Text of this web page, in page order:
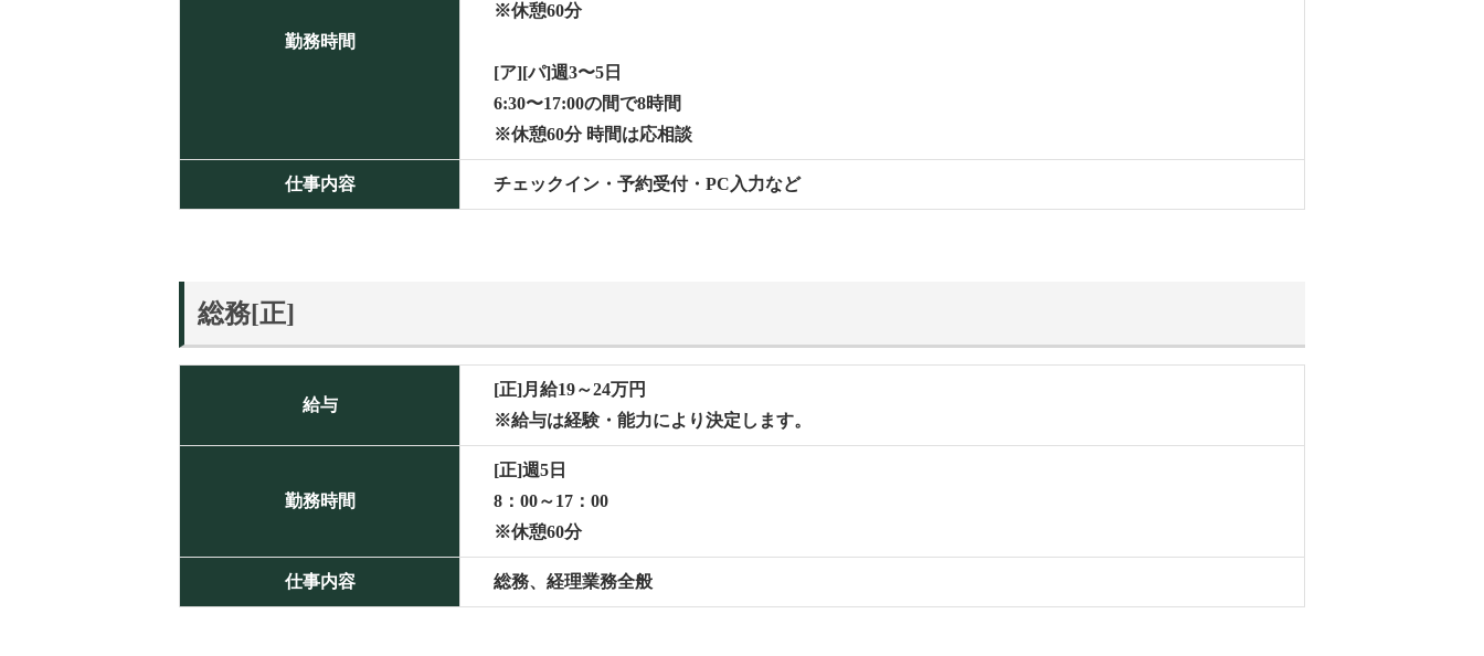
勤務時間
※休憩60分
[ア][パ]週3〜5⽇
6:30〜17:00の間で8時間
※休憩60分 時間は応相談
仕事内容 チェックイン・予約受付・PC⼊⼒など
総務[正]
給与
[正]月給19～24万円
※給与は経験・能力により決定します。
勤務時間
[正]週5⽇
8：00～17：00
※休憩60分
仕事内容 総務、経理業務全般